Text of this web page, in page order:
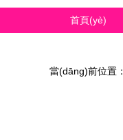
首頁(yè)
當(dāng)前位置：